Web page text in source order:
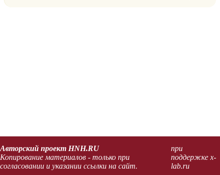
Авторский проект HNH.RU
Копирование материалов - только при
согласовании и указании ссылки на сайт.
при
поддержке x-
lab.ru